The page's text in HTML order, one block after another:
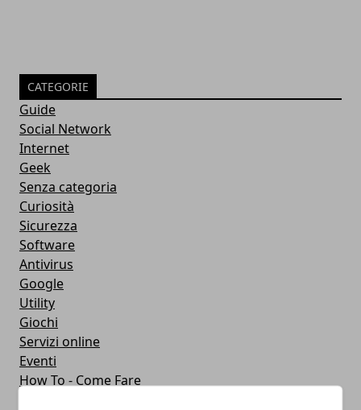
CATEGORIE
Guide
Social Network
Internet
Geek
Senza categoria
Curiosità
Sicurezza
Software
Antivirus
Google
Utility
Giochi
Servizi online
Eventi
How To - Come Fare